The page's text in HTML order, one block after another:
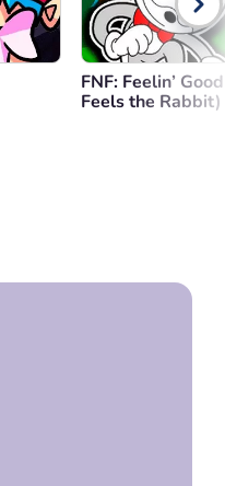
FNF: Feelin’
Feels the Rabbit)